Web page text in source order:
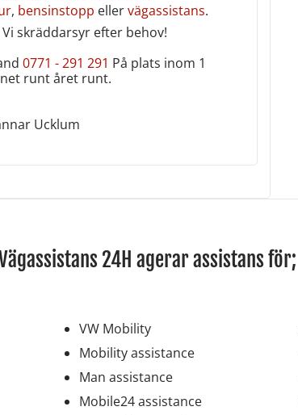
, bensinstopp ellervägassistans.
Vi skräddarsyr efter behov!
0771 - 291 291 På plats inom 1
runt året runt‎.
Ucklum
24H agerar assistans för;
VW Mobility
Mobility assistance
Man assistance
Mobile24 assistance